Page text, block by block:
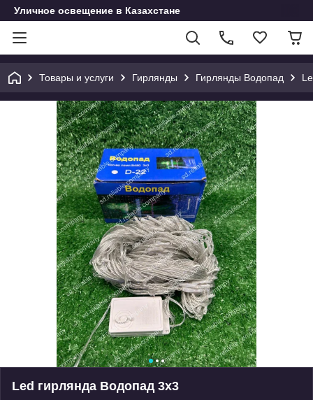
Уличное освещение в Казахстане
Товары и услуги Гирлянды Гирлянды Водопад
Led гирлянда Водопад 3х3